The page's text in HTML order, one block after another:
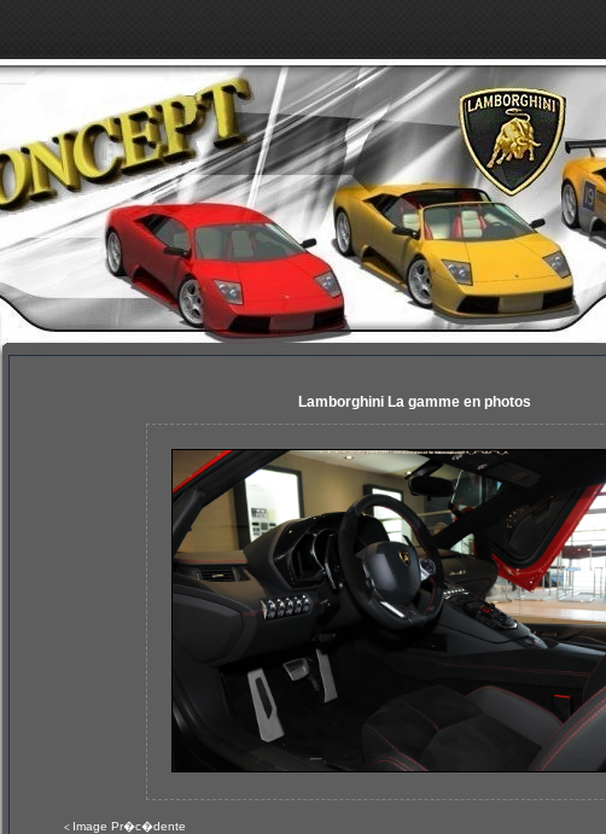
Lamborghini La gamme en photos
< Image Pr�c�dente